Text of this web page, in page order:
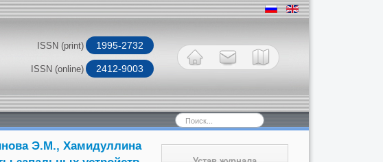
ISSN (print) 1995-2732
ISSN (online) 2412-9003
Искать...
Э.М., Хамидуллина